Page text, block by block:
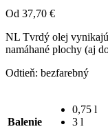
Od 37,70 €
NL Tvrdý olej
namáhané plochy (aj
Odtieň: bezfarebný
Balenie
0,75 l
3 l